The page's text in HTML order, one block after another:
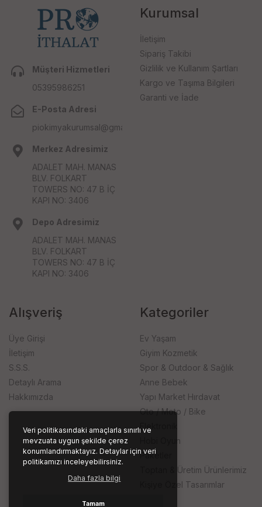
Veri politikasındaki amaçlarla sınırlı ve
mevzuata uygun şekilde çerez
konumlandırmaktayız. Detaylar için veri
politikamızı inceleyebilirsiniz.
Daha fazla bilgi
Tamam
Müşteri Hizmetleri
05395986251
E-Posta Adresi
piokimyakurumsal@gmail.com
Merkez Adresimiz
ADALET MAH. MANAS
BLV. FOLKART
TOWERS NO: 47 B İÇ
KAPI NO: 3406
Depo Adresimiz
ADALET MAH. MANAS
BLV. FOLKART
TOWERS NO: 47 B İÇ
KAPI NO: 3406
Kurumsal
İletişim
Sipariş Takibi
Gizlilik ve Kullanım Şartları
Kargo ve Taşıma Bilgileri
Garanti ve İade
Alışveriş
Üye Girişi
İletişim
S.S.S.
Detaylı Arama
Hakkımızda
Kategoriler
Ev Yaşam
Giyim Kozmetik
Spor & Outdoor & Sağlık
Anne Bebek
Yapı Market Hırdavat
Oto / Moto / Bike
Hobi Oyun
Paketler
Toptan & Üretim Ürünlerimiz
Kişiye Özel Tasarımlar